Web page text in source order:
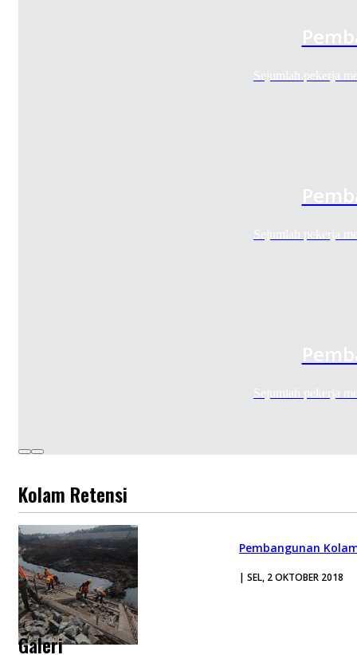
Sejumlah pekerja
Sejumlah pekerja
Sejumlah pekerja
Kolam Retensi
Pembangunan
| SEL, 2 OKTOBER 2018
Galeri